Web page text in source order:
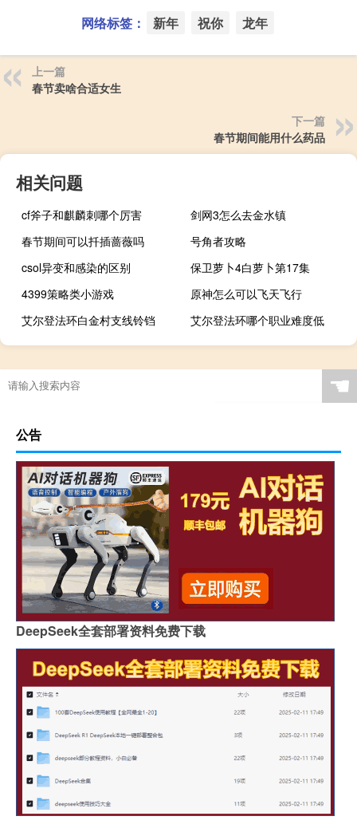
网络标签： 新年 祝你 龙年
上一篇
春节卖啥合适女生
下一篇
春节期间能用什么药品
相关问题
cf斧子和麒麟刺哪个厉害
剑网3怎么去金水镇
春节期间可以扦插蔷薇吗
号角者攻略
csol异变和感染的区别
保卫萝卜4白萝卜第17集
4399策略类小游戏
原神怎么可以飞天飞行
艾尔登法环白金村支线铃铛
艾尔登法环哪个职业难度低
☚
公告
DeepSeek全套部署资料免费下载